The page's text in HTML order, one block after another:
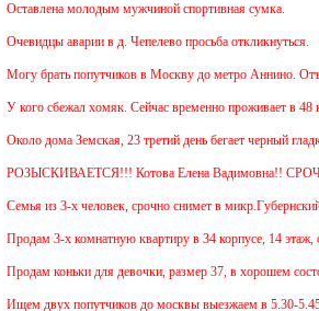
Оставлена молодым мужчиной спортивная сумка.
Очевидцы аварии в д. Чепелево просьба откликнуться.
Могу брать попутчиков в Москву до метро Аннино.
У кого сбежал хомяк. Сейчас временно проживает в 48
Около дома Земская, 23 третий день бегает черный
РОЗЫСКИВАЕТСЯ!!! Котова Елена Вадимовна!!
Семья из 3-х человек, срочно снимет в микр.Губернский
Продам 3-х комнатную квартиру в 34 корпусе, 14
Продам коньки для девочки, размер 37, в хорошем
Ищем двух попутчиков до москвы выезжаем в 5.30-5.45